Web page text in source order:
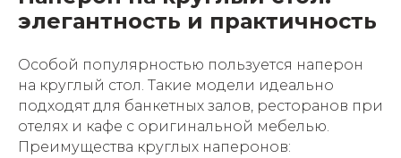
элегантность и практичность
Особой популярностью пользуется наперон
на круглый стол. Такие модели идеально
подходят для банкетных залов, ресторанов при
отелях и кафе с оригинальной мебелью.
Преимущества круглых наперонов: